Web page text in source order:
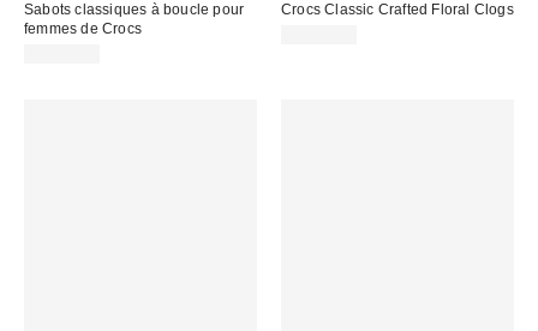
Sabots classiques à boucle pour
femmes de Crocs
Crocs Classic Crafted Floral Clogs